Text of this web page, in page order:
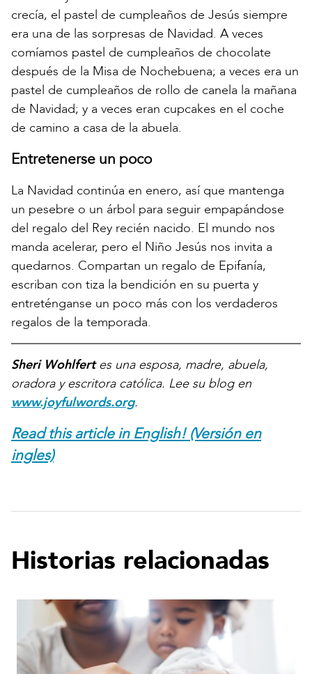
crecía, el pastel de cumpleaños de Jesús siempre
era una de las sorpresas de Navidad. A veces
comíamos pastel de cumpleaños de chocolate
después de la Misa de Nochebuena; a veces era un
pastel de cumpleaños de rollo de canela la mañana
de Navidad; y a veces eran cupcakes en el coche
de camino a casa de la abuela.
Entretenerse un poco
La Navidad continúa en enero, así que mantenga
un pesebre o un árbol para seguir empapándose
del regalo del Rey recién nacido. El mundo nos
manda acelerar, pero el Niño Jesús nos invita a
quedarnos. Compartan un regalo de Epifanía,
escriban con tiza la bendición en su puerta y
entreténganse un poco más con los verdaderos
regalos de la temporada.
Sheri Wohlfertes una esposa, madre, abuela,
oradora y escritora católica. Lee su blog en
www.joyfulwords.org.
Read this article in English! (Versión en
ingles)
Historias relacionadas